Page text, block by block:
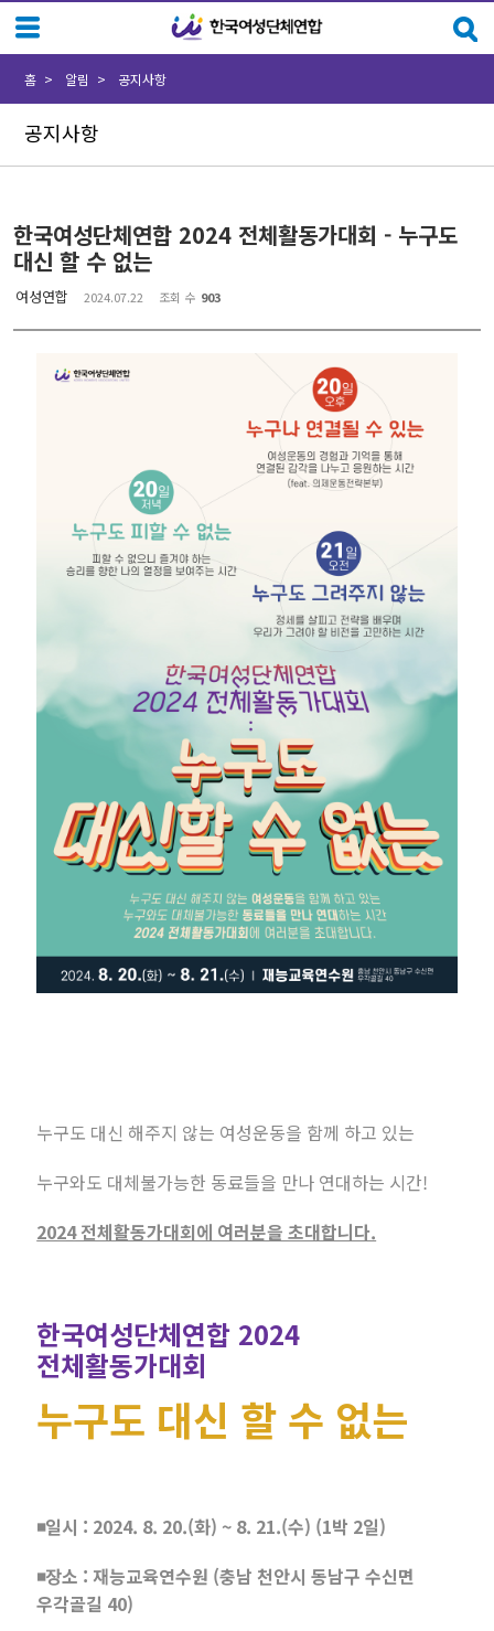
공지사항
홈 알림 공지사항
한국여성단체연합 2024 전체활동가대회 - 누구도
대신 할 수 없는
여성연합 2024.07.22 조회 수 903
누구도 대신 해주지 않는 여성운동을 함께 하고 있는
누구와도 대체불가능한 동료들을 만나 연대하는 시간!
2024 전체활동가대회에 여러분을 초대합니다.
한국여성단체연합 2024
전체활동가대회
누구도 대신 할 수 없는
◾일시 : 2024. 8. 20.(화) ~ 8. 21.(수) (1박 2일)
◾장소 : 재능교육연수원 (충남 천안시 동남구 수신면
우각골길 40)